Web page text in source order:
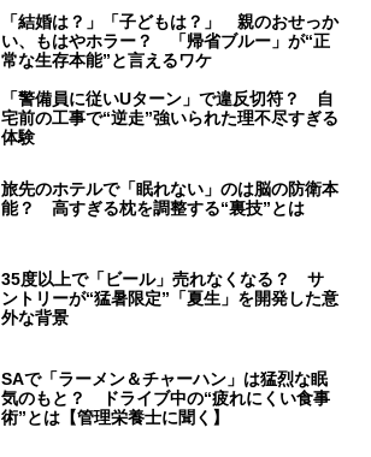
「結婚は？」「子どもは？」 親のおせっか
い、もはやホラー？ 「帰省ブルー」が“正
常な生存本能”と言えるワケ
「警備員に従いUターン」で違反切符？ 自
宅前の工事で“逆走”強いられた理不尽すぎる
体験
旅先のホテルで「眠れない」のは脳の防衛本
能？ 高すぎる枕を調整する“裏技”とは
35度以上で「ビール」売れなくなる？ サ
ントリーが“猛暑限定”「夏生」を開発した意
外な背景
SAで「ラーメン＆チャーハン」は猛烈な眠
気のもと？ ドライブ中の“疲れにくい食事
術”とは【管理栄養士に聞く】